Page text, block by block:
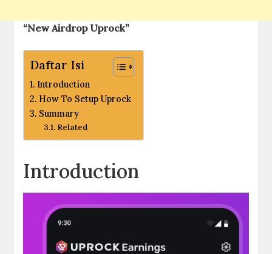
“New Airdrop Uprock”
Daftar Isi
Introduction
How To Setup Uprock
Summary
Related
Introduction